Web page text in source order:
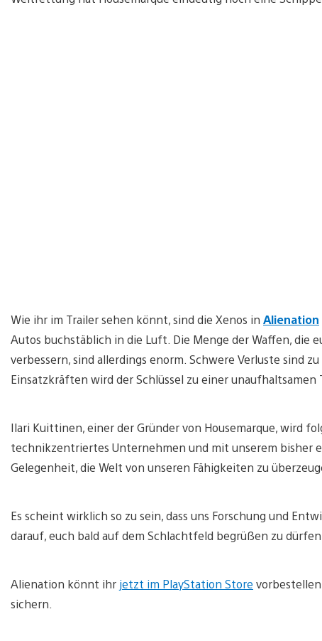
Wie ihr im Trailer sehen könnt, sind die Xenos in Alienation
Autos buchstäblich in die Luft. Die Menge der Waffen, die
verbessern, sind allerdings enorm. Schwere Verluste sind
Einsatzkräften wird der Schlüssel zu einer unaufhaltsamen
Ilari Kuittinen, einer der Gründer von Housemarque, wird
technikzentriertes Unternehmen und mit unserem bisher
Gelegenheit, die Welt von unseren Fähigkeiten zu
Es scheint wirklich so zu sein, dass uns Forschung und
darauf, euch bald auf dem Schlachtfeld begrüßen zu
Alienation könnt ihr jetzt im PlayStation Store
sichern.